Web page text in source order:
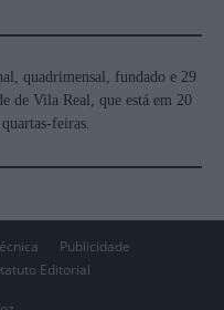
quadrimensal, fundado e 29
de Vila Real, que está em 20
feiras.
Publicidade
Editorial